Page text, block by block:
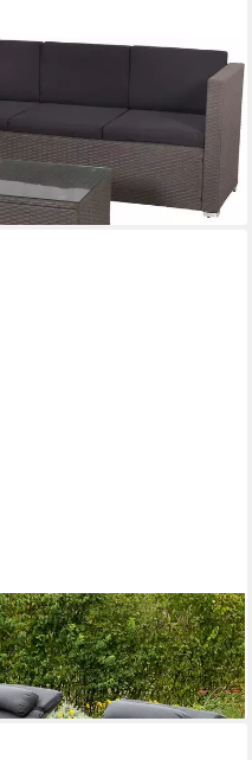
inkl. 1 Bank, 1 Hocker, 7